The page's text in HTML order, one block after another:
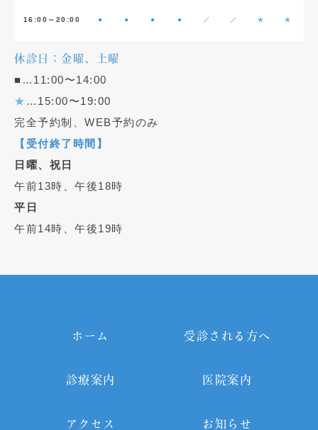
16:00～20:00 ● ● ● ● ／ ／ ★ ★
休診日：金曜、土曜
■…11:00〜14:00
★ …15:00〜19:00
完全予約制、WEB予約のみ
【受付終了時間】
日曜、祝日
午前13時、午後18時
平日
午前14時、午後19時
ホーム 受診される方へ
診療案内 医院案内
アクセス お知らせ